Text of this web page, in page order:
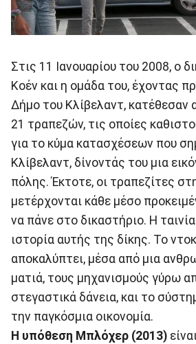
Στις 11 Ιανουαρίου του 2008, ο
Κοέν και η ομάδα του, έχοντας
Δήμο του Κλίβελαντ, κατέθεσαν
21 τραπεζών, τις οποίες
για το κύμα κατασχέσεων που
Κλίβελαντ, δίνοντάς του μια
πόλης. Έκτοτε, οι τραπεζίτες
μετέρχονται κάθε μέσο
να πάνε στο δικαστήριο. Η ταινία
ιστορία αυτής της δίκης. Το
αποκαλύπτει, μέσα από μια
ματιά, τους μηχανισμούς γύρω
στεγαστικά δάνεια, και το
την παγκόσμια οικονομία.
Η υπόθεση Μπλόχερ (2013)